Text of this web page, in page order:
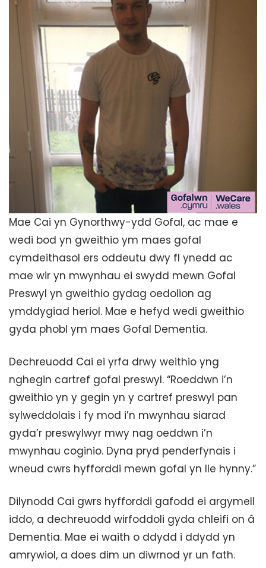
Mae Cai yn Gynorthwy-ydd Gofal, ac mae e
wedi bod yn gweithio ym maes gofal
cymdeithasol ers oddeutu dwy fl ynedd ac
mae wir yn mwynhau ei swydd mewn Gofal
Preswyl yn gweithio gydag oedolion ag
ymddygiad heriol. Mae e hefyd wedi gweithio
gyda phobl ym maes Gofal Dementia.
Dechreuodd Cai ei yrfa drwy weithio yng
nghegin cartref gofal preswyl. “Roeddwn i’n
gweithio yn y gegin yn y cartref preswyl pan
sylweddolais i fy mod i’n mwynhau siarad
gyda’r preswylwyr mwy nag oeddwn i’n
mwynhau coginio. Dyna pryd penderfynais i
wneud cwrs hyfforddi mewn gofal yn lle hynny.”
Dilynodd Cai gwrs hyfforddi gafodd ei argymell
iddo, a dechreuodd wirfoddoli gyda chleifi on â
Dementia. Mae ei waith o ddydd i ddydd yn
amrywiol, a does dim un diwrnod yr un fath.